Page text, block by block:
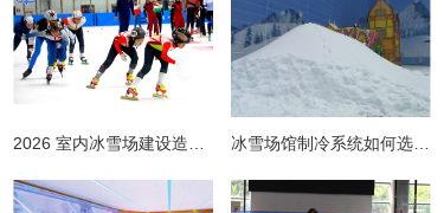
冰雪场馆制冷系统如何选择更节能？从设计到运维的全链路节能指南